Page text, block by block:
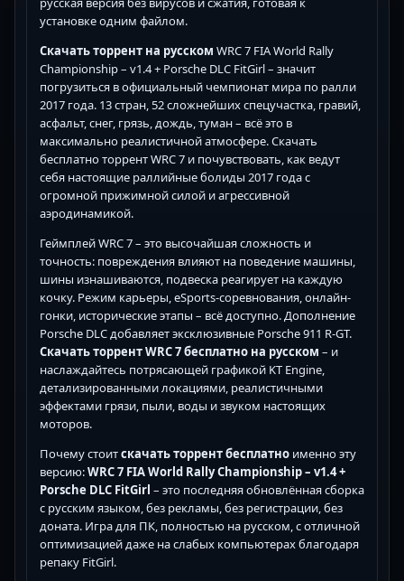
установке одним файлом.
Скачать торрент на русском WRC 7 FIA World Rally
Championship – v1.4 + Porsche DLC FitGirl – значит
погрузиться в официальный чемпионат мира по ралли
2017 года. 13 стран, 52 сложнейших спецучастка, гравий,
асфальт, снег, грязь, дождь, туман – всё это в
максимально реалистичной атмосфере. Скачать
бесплатно торрент WRC 7 и почувствовать, как ведут
себя настоящие раллийные болиды 2017 года с
огромной прижимной силой и агрессивной
аэродинамикой.
Геймплей WRC 7 – это высочайшая сложность и
точность: повреждения влияют на поведение машины,
шины изнашиваются, подвеска реагирует на каждую
кочку. Режим карьеры, eSports-соревнования, онлайн-
гонки, исторические этапы – всё доступно. Дополнение
Porsche DLC добавляет эксклюзивные Porsche 911 R-GT.
Скачать торрент WRC 7 бесплатно на русском – и
наслаждайтесь потрясающей графикой KT Engine,
детализированными локациями, реалистичными
эффектами грязи, пыли, воды и звуком настоящих
моторов.
Почему стоитскачать торрент бесплатно именно эту
версию:WRC 7 FIA World Rally Championship – v1.4 +
Porsche DLC FitGirl – это последняя обновлённая сборка
с русским языком, без рекламы, без регистрации, без
доната. Игра для ПК, полностью на русском, с отличной
оптимизацией даже на слабых компьютерах благодаря
репаку FitGirl.